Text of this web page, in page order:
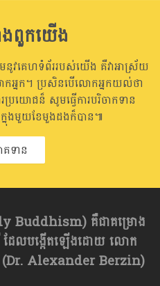
ងពួកយើង
ែមនូវគេហទំព័ររបស់យើង គឺវាអាស្រ័យ
អ្នក។ ប្រសិនបើលោកអ្នកយល់ថា
យោជន៏ សូមធ្វើការបរិចាកទាន
នុងមួយខែមួងដងក៏បាន៕
គទាន
Buddhism) គឺជាគម្រោង
ែលបង្កើតឡើងដោយ លោក
Alexander Berzin)